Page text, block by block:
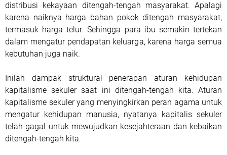
distribusi kekayaan ditengah-tengah masyarakat. Apalagi
karena naiknya harga bahan pokok ditengah masyarakat,
termasuk harga telur. Sehingga para ibu semakin tertekan
dalam mengatur pendapatan keluarga, karena harga semua
kebutuhan juga naik.
Inilah dampak struktural penerapan aturan kehidupan
kapitalisme sekuler saat ini ditengah-tengah kita. Aturan
kapitalisme sekuler yang menyingkirkan peran agama untuk
mengatur kehidupan manusia, nyatanya kapitalis sekuler
telah gagal untuk mewujudkan kesejahteraan dan kebaikan
ditengah-tengah kita.